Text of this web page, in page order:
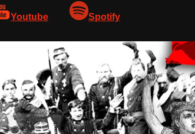
Youtube Spotify